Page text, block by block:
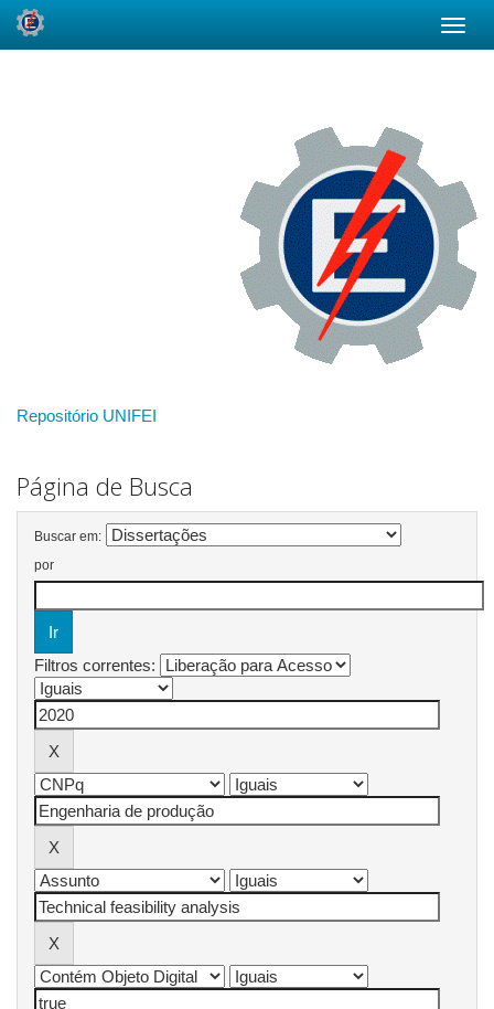
Repositório UNIFEI
Página de Busca
Buscar em:
por
Filtros correntes: